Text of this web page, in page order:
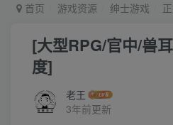
首页 游戏资源 绅士游戏
[大型RPG/官中/兽
度]
老王
3年前更新